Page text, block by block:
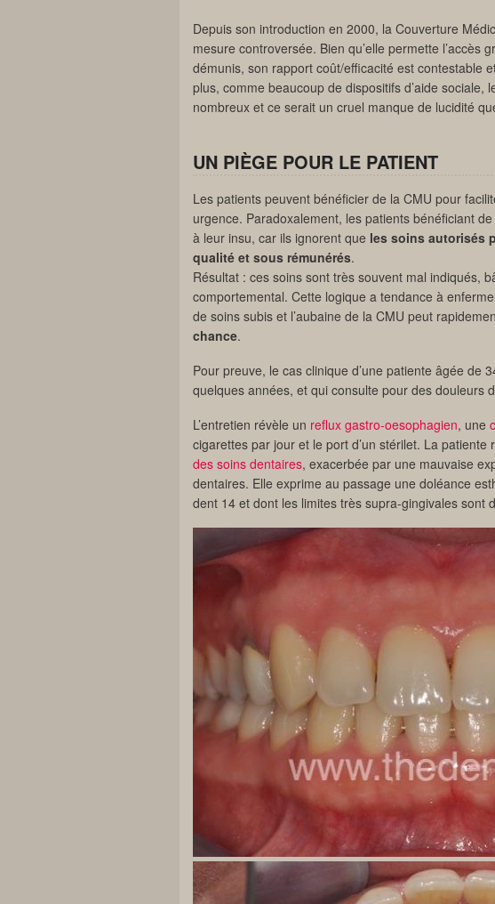
Depuis son introduction en 2000, la Couverture
mesure controversée. Bien qu’elle permette l’accès
démunis, son rapport coût/efficacité est contestable
plus, comme beaucoup de dispositifs d’aide sociale,
nombreux et ce serait un cruel manque de lucidité
UN PIÈGE POUR LE PATIENT
Les patients peuvent bénéficier de la CMU pour
urgence. Paradoxalement, les patients bénéficiant
à leur insu, car ils ignorent que les soins autorisés
qualité et sous rémunérés.
Résultat : ces soins sont très souvent mal indiqués,
comportemental. Cette logique a tendance à
de soins subis et l’aubaine de la CMU peut
chance.
Pour preuve, le cas clinique d’une patiente âgée de
quelques années, et qui consulte pour des douleurs
L’entretien révèle un reflux gastro-oesophagien, une
cigarettes par jour et le port d’un stérilet. La patiente
des soins dentaires, exacerbée par une mauvaise
dentaires. Elle exprime au passage une doléance
dent 14 et dont les limites très supra-gingivales sont